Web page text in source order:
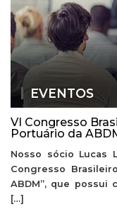
EVENTOS
VI Congresso
Portuário da
Nosso sócio Lucas
Congresso
ABDM”, que
[…]